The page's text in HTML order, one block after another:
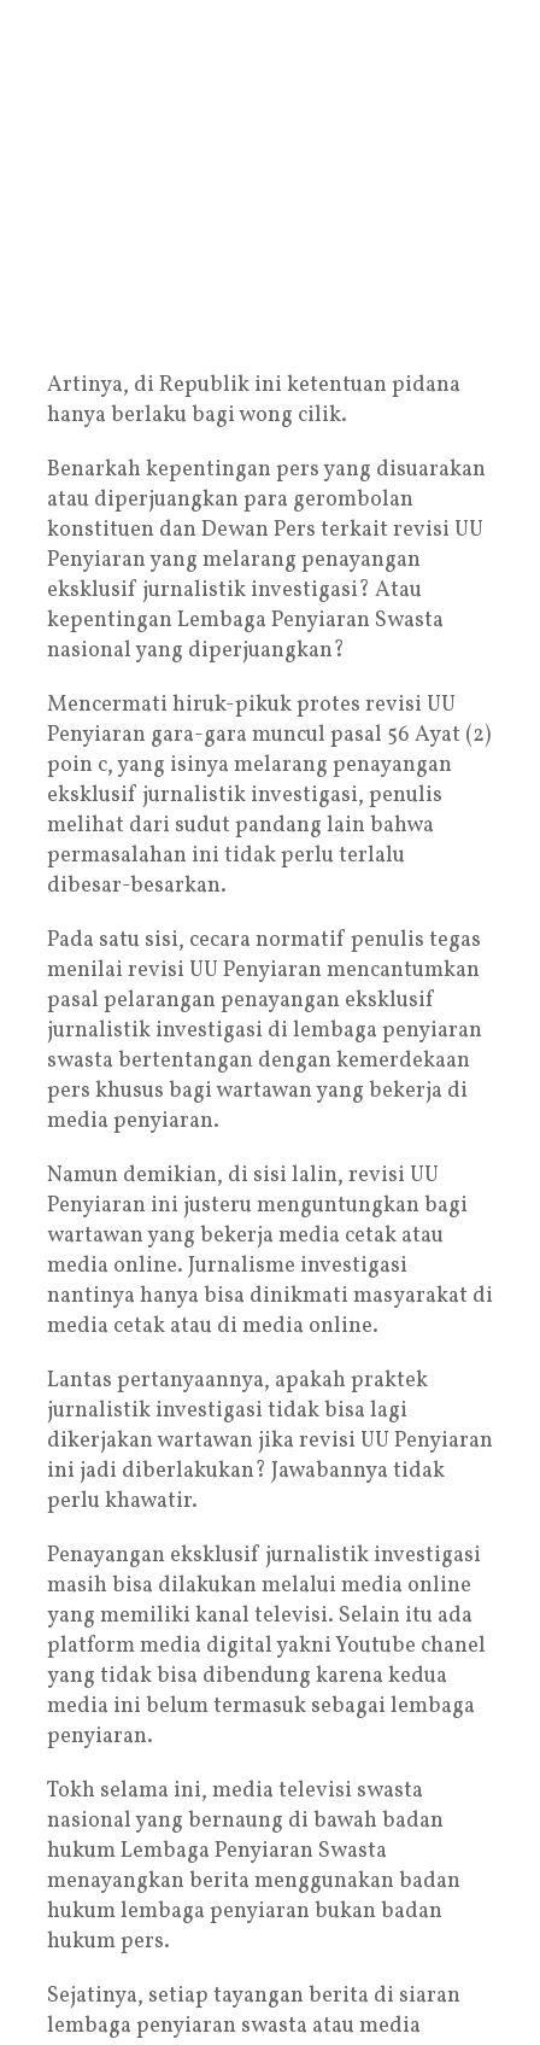
Artinya, di Republik ini ketentuan pidana
hanya berlaku bagi wong cilik.
Benarkah kepentingan pers yang disuarakan
atau diperjuangkan para gerombolan
konstituen dan Dewan Pers terkait revisi UU
Penyiaran yang melarang penayangan
eksklusif jurnalistik investigasi? Atau
kepentingan Lembaga Penyiaran Swasta
nasional yang diperjuangkan?
Mencermati hiruk-pikuk protes revisi UU
Penyiaran gara-gara muncul pasal 56 Ayat (2)
poin c, yang isinya melarang penayangan
eksklusif jurnalistik investigasi, penulis
melihat dari sudut pandang lain bahwa
permasalahan ini tidak perlu terlalu
dibesar-besarkan.
Pada satu sisi, cecara normatif penulis tegas
menilai revisi UU Penyiaran mencantumkan
pasal pelarangan penayangan eksklusif
jurnalistik investigasi di lembaga penyiaran
swasta bertentangan dengan kemerdekaan
pers khusus bagi wartawan yang bekerja di
media penyiaran.
Namun demikian, di sisi lalin, revisi UU
Penyiaran ini justeru menguntungkan bagi
wartawan yang bekerja media cetak atau
media online. Jurnalisme investigasi
nantinya hanya bisa dinikmati masyarakat di
media cetak atau di media online.
Lantas pertanyaannya, apakah praktek
jurnalistik investigasi tidak bisa lagi
dikerjakan wartawan jika revisi UU Penyiaran
ini jadi diberlakukan? Jawabannya tidak
perlu khawatir.
Penayangan eksklusif jurnalistik investigasi
masih bisa dilakukan melalui media online
yang memiliki kanal televisi. Selain itu ada
platform media digital yakni Youtube chanel
yang tidak bisa dibendung karena kedua
media ini belum termasuk sebagai lembaga
penyiaran.
Tokh selama ini, media televisi swasta
nasional yang bernaung di bawah badan
hukum Lembaga Penyiaran Swasta
menayangkan berita menggunakan badan
hukum lembaga penyiaran bukan badan
hukum pers.
Sejatinya, setiap tayangan berita di siaran
lembaga penyiaran swasta atau media